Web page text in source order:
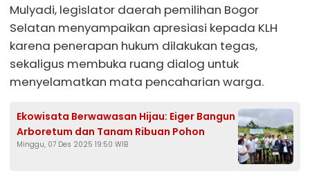
Mulyadi, legislator daerah pemilihan Bogor
Selatan menyampaikan apresiasi kepada KLH
karena penerapan hukum dilakukan tegas,
sekaligus membuka ruang dialog untuk
menyelamatkan mata pencaharian warga.
Ekowisata Berwawasan Hijau: Eiger Bangun
Arboretum dan Tanam Ribuan Pohon
Minggu, 07 Des 2025 19:50 WIB